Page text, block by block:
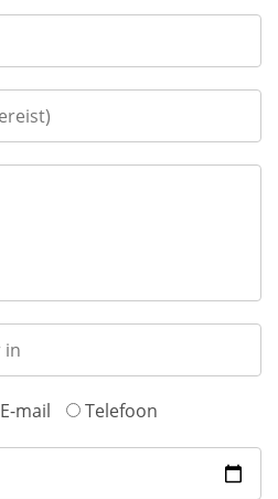
E-mail Telefoon